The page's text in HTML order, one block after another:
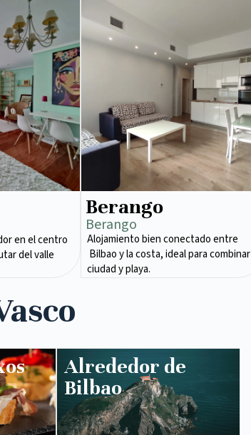
en el centro
del valle
Berango
Berango
Alojamiento bien conectado entre
Bilbao y la costa, ideal para combinar
ciudad y playa.
Alrededor de
Bilbao